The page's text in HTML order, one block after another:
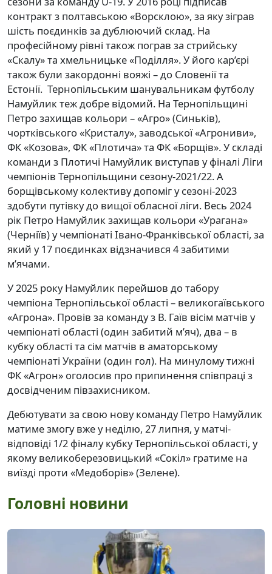
контракт з полтавською «Ворсклою», за яку зіграв
шість поєдинків за дублюючий склад. На
професійному рівні також пограв за стрийську
«Скалу» та хмельницьке «Поділля». У його кар’єрі
також були закордонні вояжі – до Словенії та
Естонії. Тернопільським шанувальникам футболу
Намуйлик теж добре відомий. На Тернопільщині
Петро захищав кольори – «Агро» (Синьків),
чортківського «Кристалу», заводської «Агрониви»,
ФК «Козова», ФК «Плотича» та ФК «Борщів». У складі
команди з Плотичі Намуйлик виступав у фіналі Ліги
чемпіонів Тернопільщини сезону-2021/22. А
борщівському колективу допоміг у сезоні-2023
здобути путівку до вищої обласної ліги. Весь 2024
рік Петро Намуйлик захищав кольори «Урагана»
(Черніїв) у чемпіонаті Івано-Франківської області, за
який у 17 поєдинках відзначився 4 забитими
м’ячами.
У 2025 року Намуйлик перейшов до табору
чемпіона Тернопільської області – великогаївського
«Агрона». Провів за команду з В. Гаїв вісім матчів у
чемпіонаті області (один забитий м’яч), два – в
кубку області та сім матчів в аматорському
чемпіонаті України (один гол). На минулому тижні
ФК «Агрон» оголосив про припинення співпраці з
досвідченим півзахисником.
Дебютувати за свою нову команду Петро Намуйлик
матиме змогу вже у неділю, 27 липня, у матчі-
відповіді 1/2 фіналу кубку Тернопільської області, у
якому великоберезовицький «Сокіл» гратиме на
виїзді проти «Медоборів» (Зелене).
Головні новини